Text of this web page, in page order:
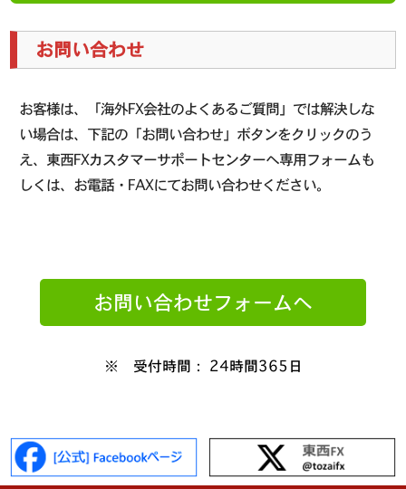
お問い合わせ
お客様は、「海外FX会社のよくあるご質問」では解決しな
い場合は、下記の「お問い合わせ」ボタンをクリックのう
え、東西FXカスタマーサポートセンターへ専用フォームも
しくは、お電話・FAXにてお問い合わせください。
お問い合わせフォームへ
※ 受付時間： 24時間365日